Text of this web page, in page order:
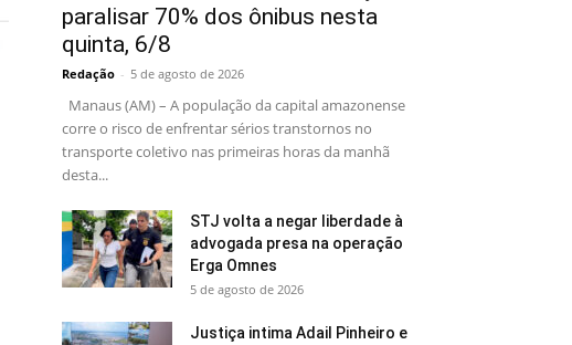
paralisar 70% dos ônibus nesta
quinta, 6/8
Redação - 5 de agosto de 2026
Manaus (AM) – A população da capital amazonense
corre o risco de enfrentar sérios transtornos no
transporte coletivo nas primeiras horas da manhã
desta...
STJ volta a negar liberdade à
advogada presa na operação
Erga Omnes
5 de agosto de 2026
Justiça intima Adail Pinheiro e